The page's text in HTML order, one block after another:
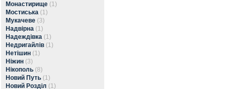
Монастирище (1)
Мостиська (1)
Мукачеве (3)
Надвірна (1)
Надеждівка (1)
Недригайлів (1)
Нетішин (1)
Ніжин (3)
Нікополь (8)
Новий Путь (1)
Новий Розділ (1)